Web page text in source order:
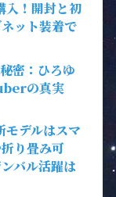
入！開封と初
ット装着で
密：ひろゆ
の真実
モデルはスマ
り畳み可
バル活躍は